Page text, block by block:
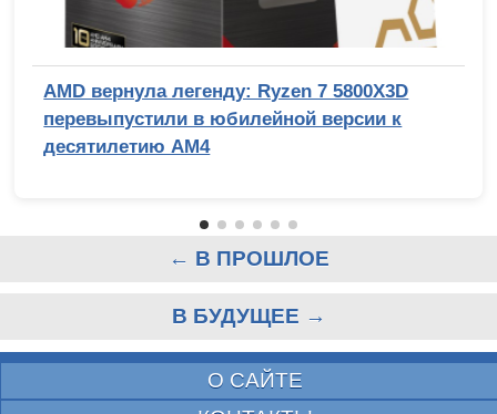
AMD вернула легенду: Ryzen 7 5800X3D
перевыпустили в юбилейной версии к
десятилетию AM4
← В ПРОШЛОЕ
В БУДУЩЕЕ →
О САЙТЕ